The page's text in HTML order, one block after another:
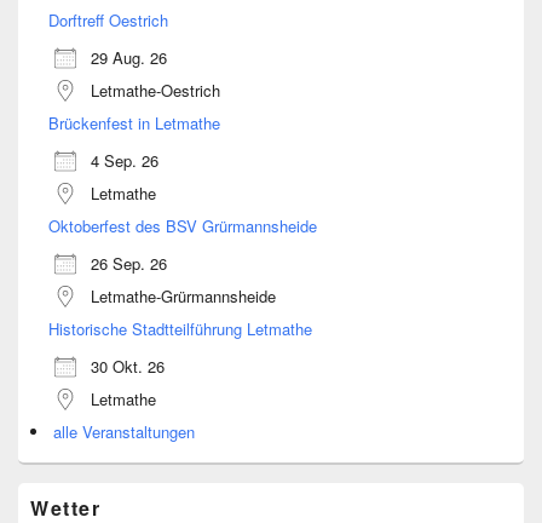
Dorftreff Oestrich
29 Aug. 26
Letmathe-Oestrich
Brückenfest in Letmathe
4 Sep. 26
Letmathe
Oktoberfest des BSV Grürmannsheide
26 Sep. 26
Letmathe-Grürmannsheide
Historische Stadtteilführung Letmathe
30 Okt. 26
Letmathe
alle Veranstaltungen
Wetter